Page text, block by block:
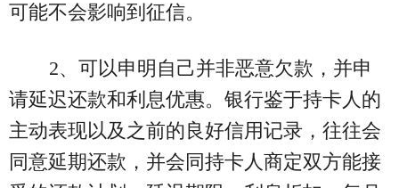
可能不会影响到征信。
2、可以申明自己并非恶意欠款，并申
请延迟还款和利息优惠。银行鉴于持卡人的
主动表现以及之前的良好信用记录，往往会
同意延期还款，并会同持卡人商定双方能接